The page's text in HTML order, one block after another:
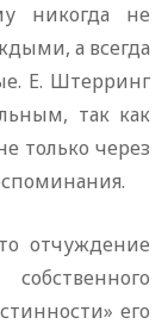
никогда не
а всегда
Е. Штерринг
так как
только через
отчуждение
его